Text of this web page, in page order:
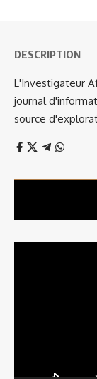
DESCRIPTION
L'Investigateur
journal
source